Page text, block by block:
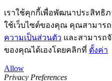
เราใช้คุกกี้เพื่อพัฒนาประสิทธิ
ใช้เว็บไซต์ของคุณ คุณสามารถ
ความเป็นส่วนตัว และสามารถ
ของคุณได้เองโดยคลิกที่ ตั้งค่า
Allow
Privacy Preferences